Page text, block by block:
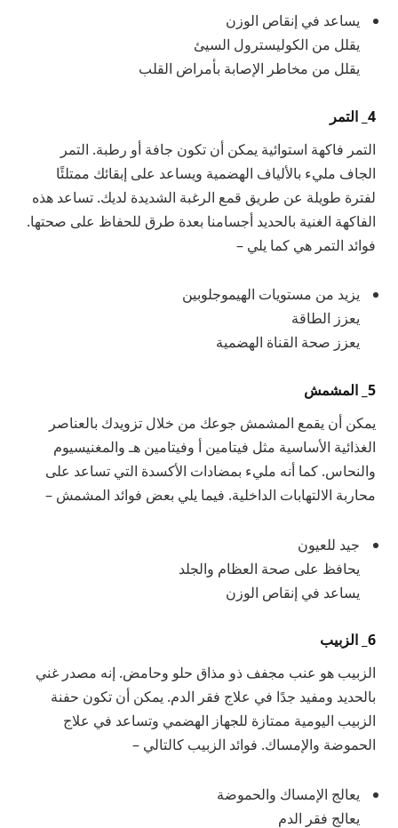
يساعد في إنقاص الوزن
يقلل من الكوليسترول السيئ
يقلل من مخاطر الإصابة بأمراض القلب
4_ التمر
التمر فاكهة استوائية يمكن أن تكون جافة أو رطبة. التمر
الجاف مليء بالألياف الهضمية ويساعد على إبقائك ممتلئًا
لفترة طويلة عن طريق قمع الرغبة الشديدة لديك. تساعد هذه
الفاكهة الغنية بالحديد أجسامنا بعدة طرق للحفاظ على صحتها.
فوائد التمر هي كما يلي –
يزيد من مستويات الهيموجلوبين
يعزز الطاقة
يعزز صحة القناة الهضمية
5_ المشمش
يمكن أن يقمع المشمش جوعك من خلال تزويدك بالعناصر
الغذائية الأساسية مثل فيتامين أ وفيتامين هـ والمغنيسيوم
والنحاس. كما أنه مليء بمضادات الأكسدة التي تساعد على
محاربة الالتهابات الداخلية. فيما يلي بعض فوائد المشمش –
جيد للعيون
يحافظ على صحة العظام والجلد
يساعد في إنقاص الوزن
6_ الزبيب
الزبيب هو عنب مجفف ذو مذاق حلو وحامض. إنه مصدر غني
بالحديد ومفيد جدًا في علاج فقر الدم. يمكن أن تكون حفنة
الزبيب اليومية ممتازة للجهاز الهضمي وتساعد في علاج
الحموضة والإمساك. فوائد الزبيب كالتالي –
يعالج الإمساك والحموضة
يعالج فقر الدم